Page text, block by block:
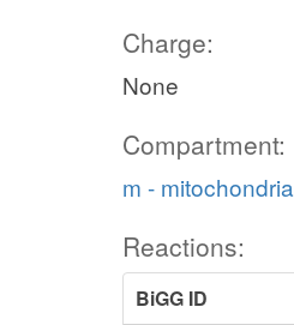
Charge:
None
Compartment:
m - mitochondria
Reactions:
BiGG ID